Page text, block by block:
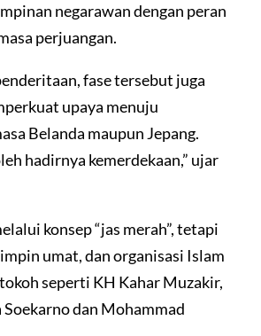
negarawan dengan peran
perjuangan.
fase tersebut juga
upaya menuju
Belanda maupun Jepang.
hadirnya kemerdekaan,” ujar
konsep “jas merah”, tetapi
umat, dan organisasi Islam
seperti KH Kahar Muzakir,
dan Mohammad